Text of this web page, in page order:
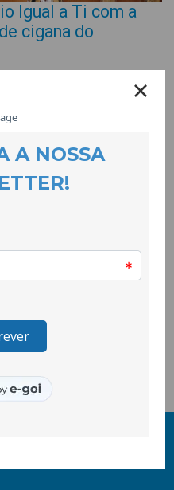
Igual a Ti com a
cigana do
comunidades ciganas, dando
Resultou do projecto
vencedoras do concurso
a possibilidade a jovens de
Secundária Quinta das
que o protagonizou e